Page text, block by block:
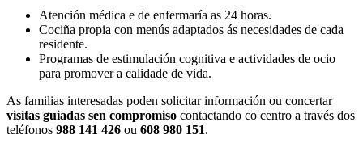
Atención médica e de enfermaría as 24 horas.
Cociña propia con menús adaptados ás necesidades de cada
residente.
Programas de estimulación cognitiva e actividades de ocio
para promover a calidade de vida.
As familias interesadas poden solicitar información ou concertar
visitas guiadas sen compromiso contactando co centro a través dos
teléfonos 988 141 426 ou 608 980 151.